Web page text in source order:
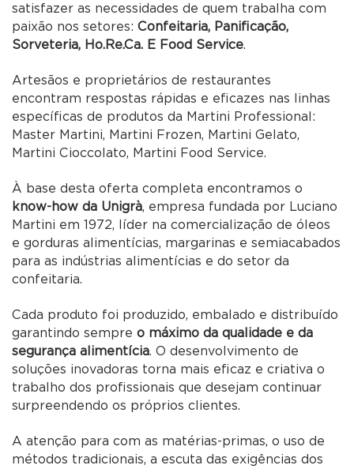
satisfazer as necessidades de quem trabalha com
paixão nos setores:Confeitaria, Panificação,
Sorveteria, Ho.Re.Ca. E Food Service.
Artesãos e proprietários de restaurantes
encontram respostas rápidas e eficazes nas linhas
específicas de produtos da Martini Professional:
Master Martini, Martini Frozen, Martini Gelato,
Martini Cioccolato, Martini Food Service.
À base desta oferta completa encontramos o
know-how da Unigrà, empresa fundada por Luciano
Martini em 1972, líder na comercialização de óleos
e gorduras alimentícias, margarinas e semiacabados
para as indústrias alimentícias e do setor da
confeitaria.
Cada produto foi produzido, embalado e distribuído
garantindo sempreo máximo da qualidade e da
segurança alimentícia. O desenvolvimento de
soluções inovadoras torna mais eficaz e criativa o
trabalho dos profissionais que desejam continuar
surpreendendo os próprios clientes.
A atenção para com as matérias-primas, o uso de
métodos tradicionais, a escuta das exigências dos